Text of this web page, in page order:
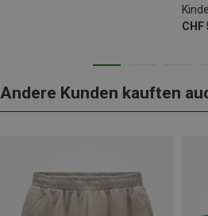
CHF
Andere Kunden kauften